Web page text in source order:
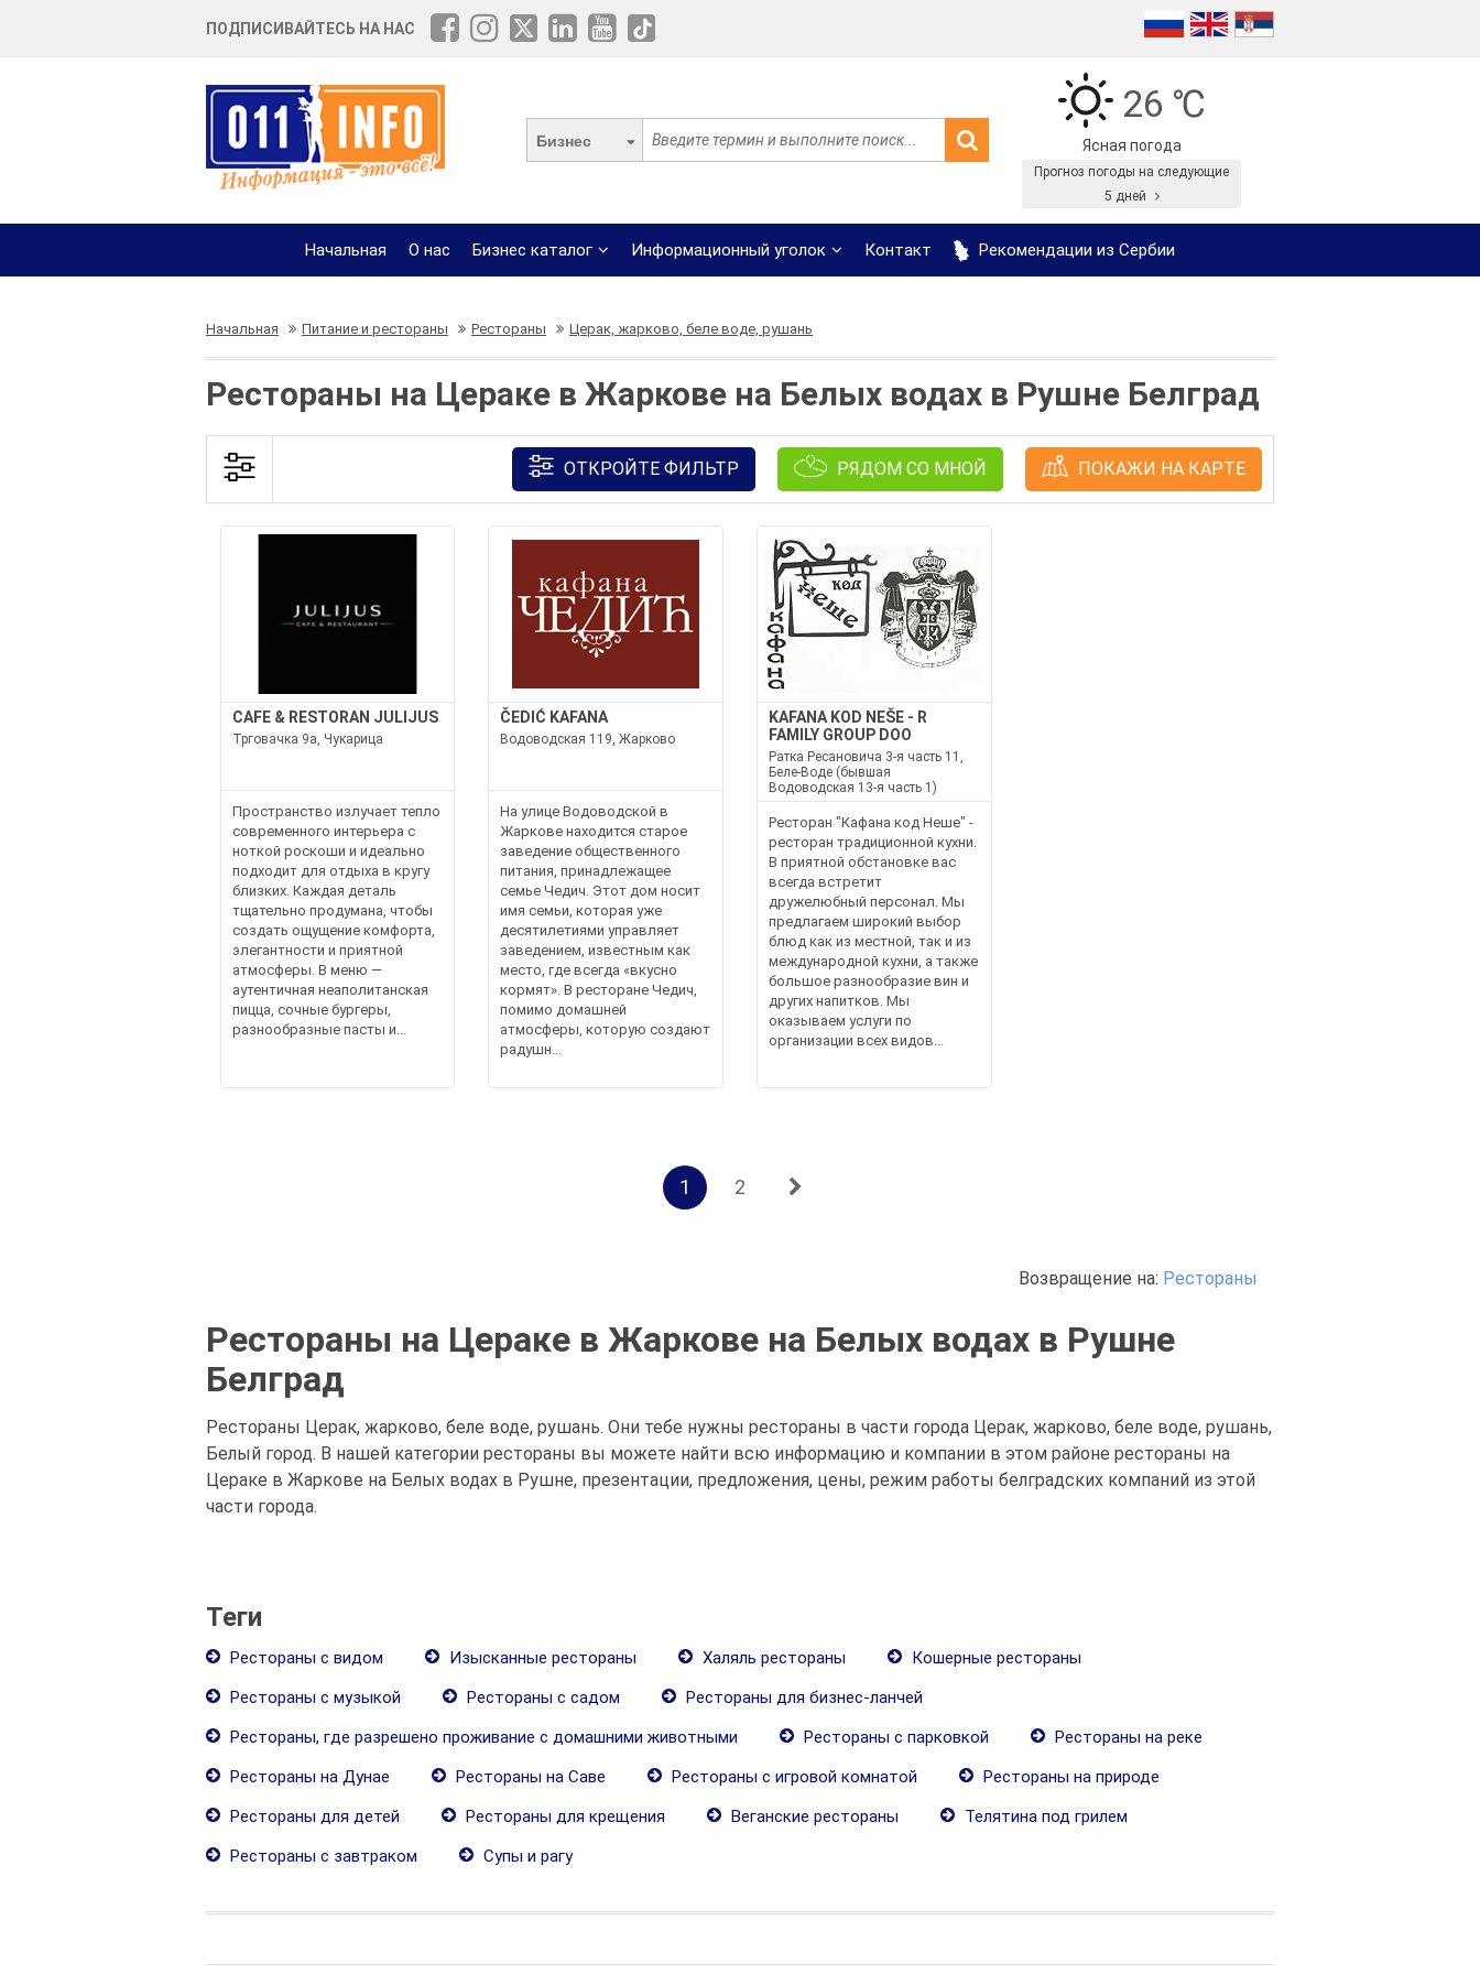
ПОДПИСИВАЙТЕСЬ НА НАС
Бизнес
26 ℃
Ясная погода
Прогноз погоды на следующие
5 дней
Начальная О нас Бизнес каталог Информационный уголок Контакт Рекомендации из Сербии
Начальная Питание и рестораны Рестораны Церак, жарково, беле воде, рушань
Рестораны на Цераке в Жаркове на Белых водах в Рушне Белград
ОТКРОЙТЕ ФИЛЬТР РЯДОМ СО МНОЙ ПОКАЖИ НА КАРТЕ
CAFE & RESTORAN JULIJUS
Трговачка 9а, Чукарица
Пространство излучает тепло
современного интерьера с
ноткой роскоши и идеально
подходит для отдыха в кругу
близких. Каждая деталь
тщательно продумана, чтобы
создать ощущение комфорта,
элегантности и приятной
атмосферы. В меню —
аутентичная неаполитанская
пицца, сочные бургеры,
разнообразные пасты и...
ČEDIĆ KAFANA
Водоводская 119, Жарково
На улице Водоводской в
Жаркове находится старое
заведение общественного
питания, принадлежащее
семье Чедич. Этот дом носит
имя семьи, которая уже
десятилетиями управляет
заведением, известным как
место, где всегда «вкусно
кормят». В ресторане Чедич,
помимо домашней
атмосферы, которую создают
радушн...
KAFANA KOD NEŠE - R
FAMILY GROUP DOO
Ратка Ресановича 3-я часть 11,
Беле-Воде (бывшая
Водоводская 13-я часть 1)
Ресторан "Кафана код Неше" -
ресторан традиционной кухни.
В приятной обстановке вас
всегда встретит
дружелюбный персонал. Мы
предлагаем широкий выбор
блюд как из местной, так и из
международной кухни, а также
большое разнообразие вин и
других напитков. Мы
оказываем услуги по
организации всех видов...
1 2
Возвращение на: Рестораны
Рестораны на Цераке в Жаркове на Белых водах в Рушне
Белград
Рестораны Церак, жарково, беле воде, рушань. Они тебе нужны рестораны в части города Церак, жарково, беле воде, рушань,
Белый город. В нашей категории рестораны вы можете найти всю информацию и компании в этом районе рестораны на
Цераке в Жаркове на Белых водах в Рушне, презентации, предложения, цены, режим работы белградских компаний из этой
части города.
Теги
Рестораны с видом Изысканные рестораны Халяль рестораны
Кошерные рестораны
Рестораны с музыкой
Рестораны с садом
Рестораны для бизнес-ланчей
Рестораны, где разрешено проживание с домашними животными
Рестораны с парковкой
Рестораны на реке
Рестораны на Дунае
Рестораны на Саве Рестораны с игровой комнатой
Рестораны на природе
Рестораны для детей
Рестораны для крещения Веганские рестораны
Телятина под грилем
Рестораны с завтраком
Супы и рагу